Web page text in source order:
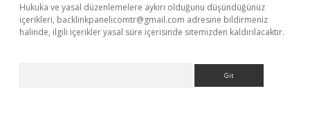
Hukuka ve yasal düzenlemelere aykırı olduğunu düşündüğünüz
içerikleri, backlinkpanelicomtr@gmail.com adresine bildirmeniz
halinde, ilgili içerikler yasal süre içerisinde sitemizden kaldırılacaktır.